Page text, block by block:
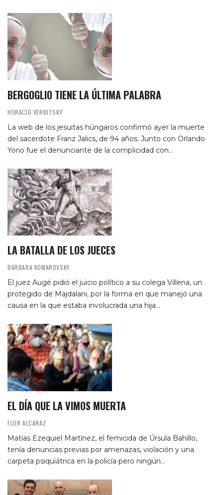
BERGOGLIO TIENE LA ÚLTIMA PALABRA
HORACIO VERBITSKY
La web de los jesuitas húngaros confirmó ayer la muerte
del sacerdote Franz Jalics, de 94 años. Junto con Orlando
Yorio fue el denunciante de la complicidad con…
LA BATALLA DE LOS JUECES
BÁRBARA KOMAROVSKY
El juez Augé pidió el juicio político a su colega Villena, un
protegido de Majdalani, por la forma en que manejó una
causa en la que estaba involucrada una hija…
EL DÍA QUE LA VIMOS MUERTA
FLOR ALCARAZ
Matías Ezequiel Martínez, el femicida de Úrsula Bahillo,
tenía denuncias previas por amenazas, violación y una
carpeta psiquiátrica en la policía pero ningún…